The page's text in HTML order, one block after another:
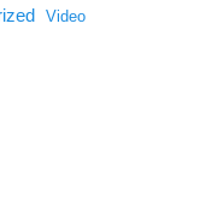
Video